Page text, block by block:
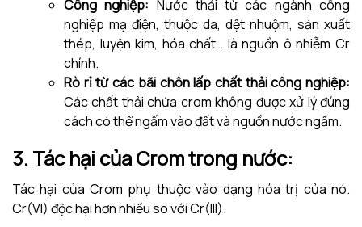
Công nghiệp: Nước thải từ các ngành công
nghiệp mạ điện, thuộc da, dệt nhuộm, sản xuất
thép, luyện kim, hóa chất… là nguồn ô nhiễm Cr
chính.
Rò rỉ từ các bãi chôn lấp chất thải công nghiệp:
Các chất thải chứa crom không được xử lý đúng
cách có thể ngấm vào đất và nguồn nước ngầm.
3. Tác hại của Crom trong nước:
Tác hại của Crom phụ thuộc vào dạng hóa trị của nó.
Cr(VI) độc hại hơn nhiều so với Cr(III).